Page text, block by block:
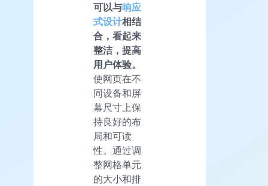
可以与响应
式设计相结
合，看起来
整洁，提高
用户体验。
使网页在不
同设备和屏
幕尺寸上保
持良好的布
局和可读
性。通过调
整网格单元
的大小和排